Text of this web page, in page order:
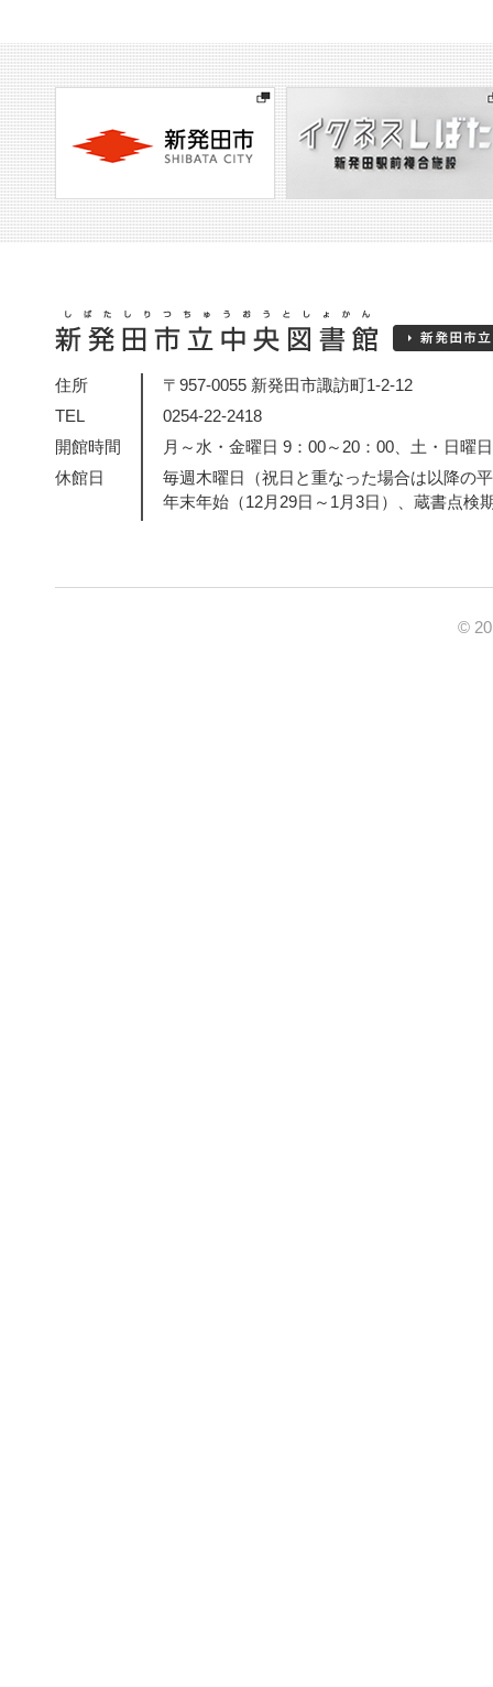
住所
〒957-0055 新発田市諏訪町1-2-12
TEL
0254-22-2418
開館時間
月～水・金曜日 9：00～20：00、土・日曜
休館日
毎週木曜日（祝日と重なった場合は以降の
年末年始（12月29日～1月3日）、蔵書点検
©